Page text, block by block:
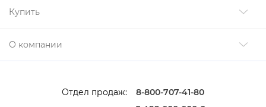
Купить
О компании
Отдел продаж:
8-800-707-41-80